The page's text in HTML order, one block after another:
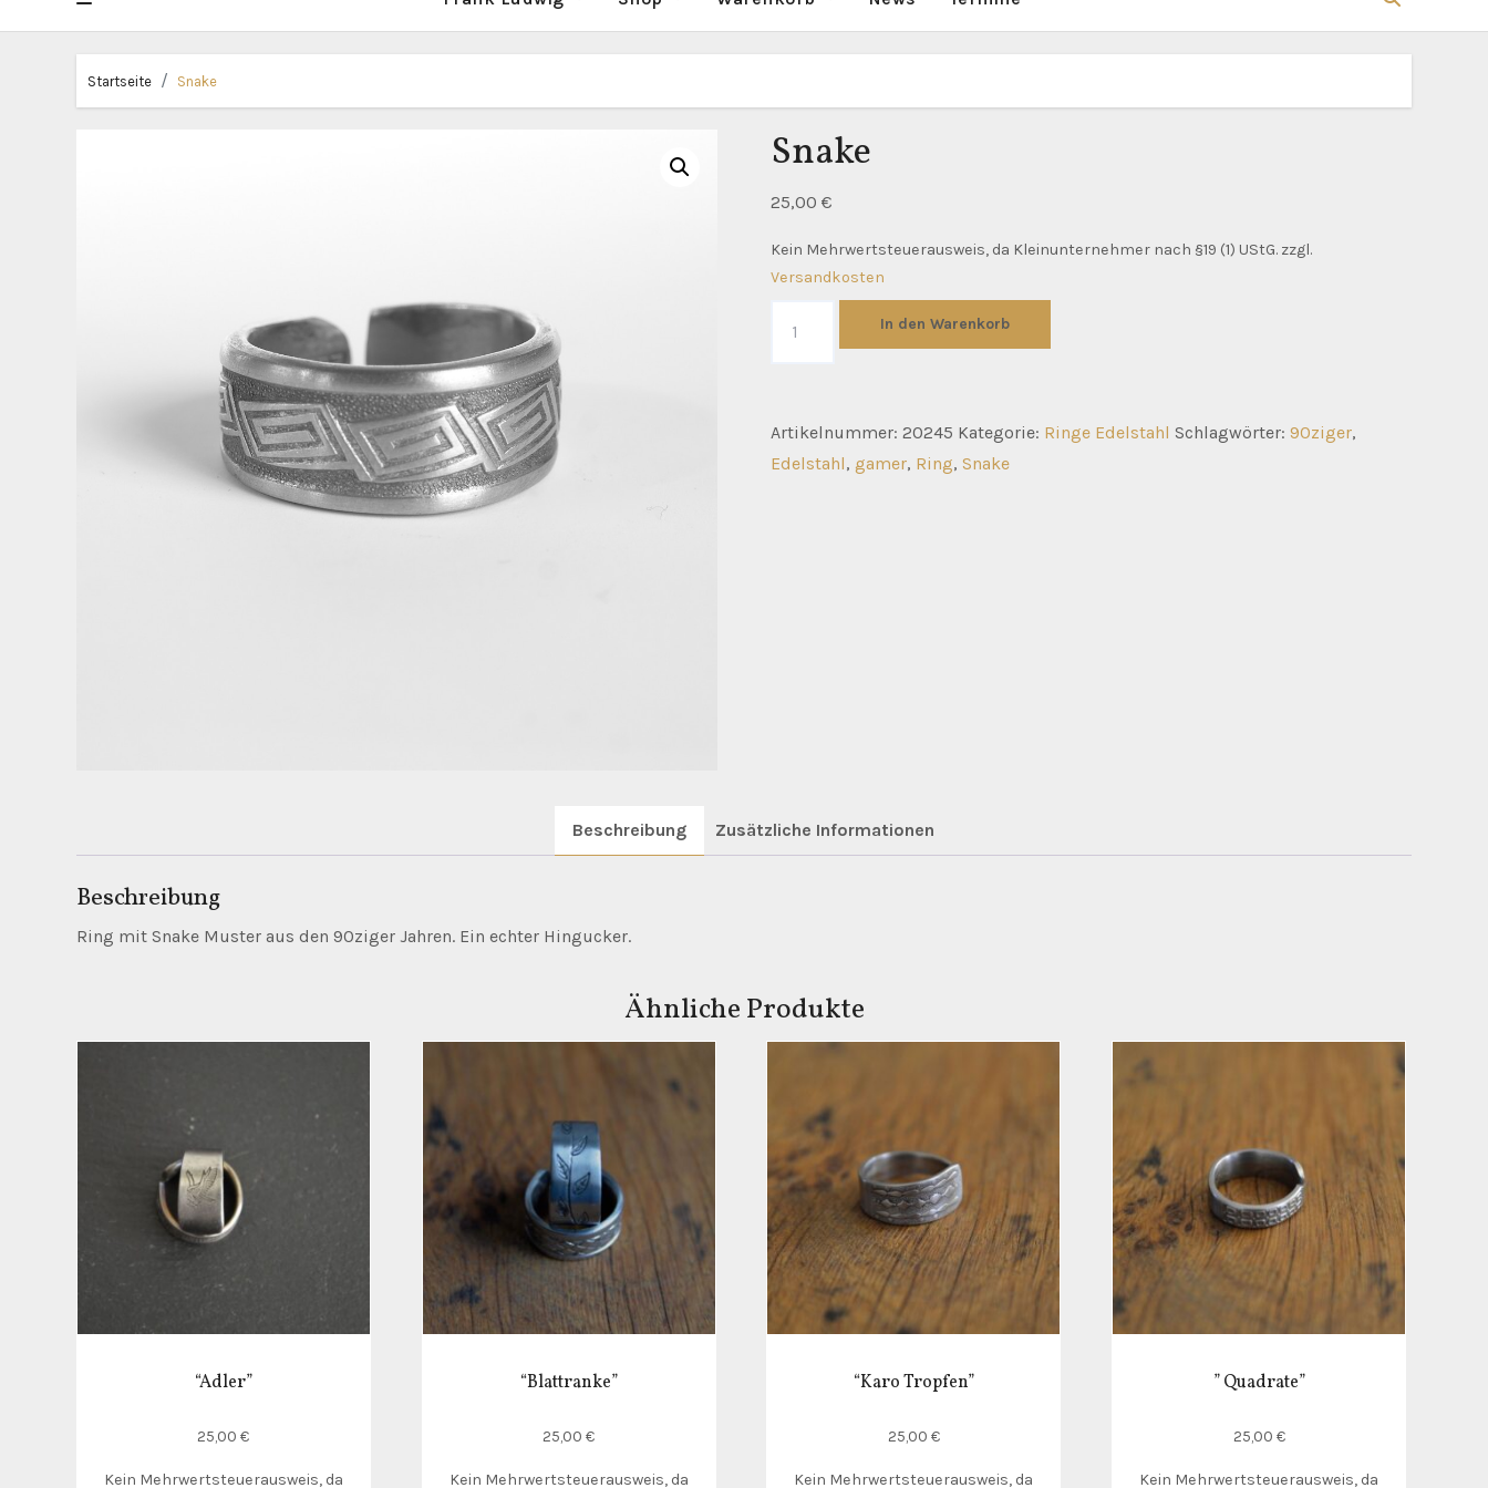
Startseite Snake
Snake
25,00€
Kein Mehrwertsteuerausweis, da Kleinunternehmer nach §19 (1) UStG. zzgl.
Versandkosten
Menge
In den Warenkorb
Artikelnummer:20245 Kategorie: Ringe Edelstahl Schlagwörter:90ziger,
Edelstahl,gamer, Ring,Snake
Beschreibung Zusätzliche Informationen
Beschreibung
Ring mit Snake Muster aus den 90ziger Jahren. Ein echter Hingucker.
Ähnliche Produkte
“Adler”
25,00€
Kein Mehrwertsteuerausweis, da
“Blattranke”
25,00€
Kein Mehrwertsteuerausweis, da
“Karo Tropfen”
25,00 €
Kein Mehrwertsteuerausweis, da
” Quadrate”
25,00 €
Kein Mehrwertsteuerausweis, da